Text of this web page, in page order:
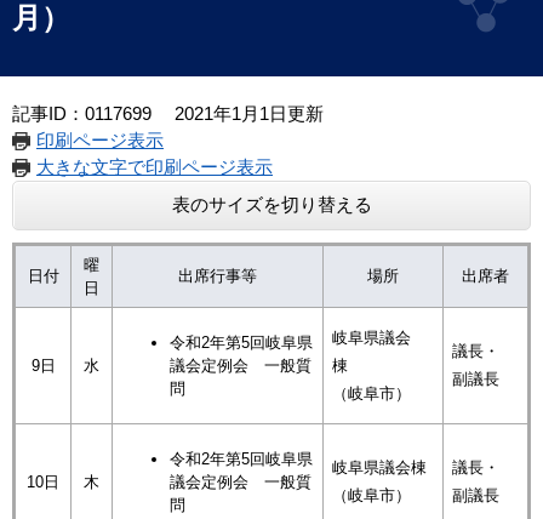
月）
記事ID：0117699
2021年1月1日更新
印刷ページ表示
大きな文字で印刷ページ表示
表のサイズを切り替える
日付
曜
日
出席行事等 場所 出席者
9日 水
令和2年第5回岐阜県
議会定例会 一般質
問
岐阜県議会
棟
（岐阜市）
議長・
副議長
10日 木
令和2年第5回岐阜県
議会定例会 一般質
問
岐阜県議会棟
（岐阜市）
議長・
副議長